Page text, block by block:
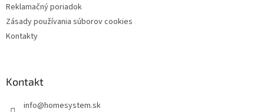
Reklamačný poriadok
Zásady používania súborov cookies
Kontakty
Kontakt
info@homesystem.sk